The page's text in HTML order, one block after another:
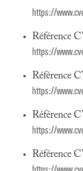
https://
Référence
https://
Référence
https://
Référence
https://
Référence